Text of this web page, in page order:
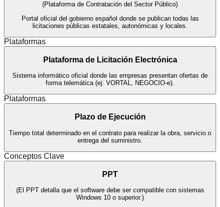
(Plataforma de Contratación del Sector Público)
Portal oficial del gobierno español donde se publican todas las
licitaciones públicas estatales, autonómicas y locales.
Plataformas
Plataforma de Licitación Electrónica
Sistema informático oficial donde las empresas presentan ofertas de
forma telemática (ej: VORTAL, NEGOCIO-e).
Plataformas
Plazo de Ejecución
Tiempo total determinado en el contrato para realizar la obra, servicio o
entrega del suministro.
Conceptos Clave
PPT
(El PPT detalla que el software debe ser compatible con sistemas
Windows 10 o superior.)